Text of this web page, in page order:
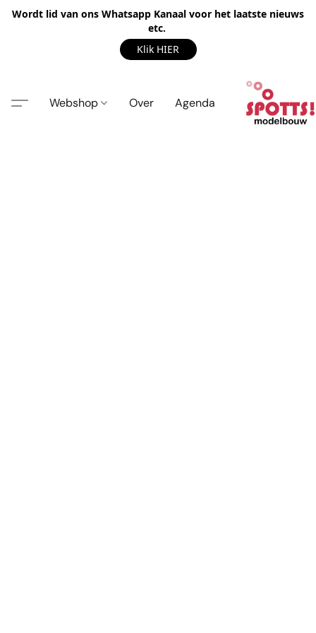
Wordt lid van ons Whatsapp Kanaal voor het laatste nieuws
etc.
Klik HIER
Webshop Over Agenda